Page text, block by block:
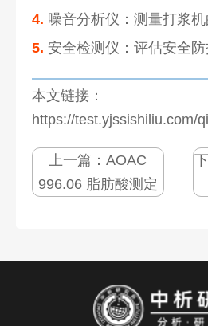
4. 噪音分析仪：测量打浆机
5. 安全检测仪：评估安全防
本文链接：
https://test.yjssishiliu.com/
上一篇：AOAC
996.06 脂肪酸测定